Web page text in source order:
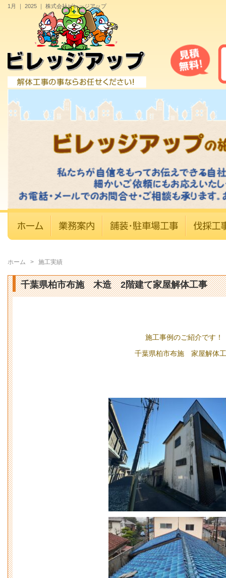
1月 ｜ 2025 ｜ 株式会社ビレッジアップ
ホーム > 施工実績
千葉県柏市布施 木造 2階建て家屋解体工事
施工事例のご紹介です！
千葉県柏市布施 家屋解体